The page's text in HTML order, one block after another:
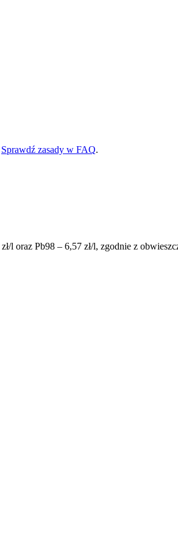
Sprawdź zasady w FAQ.
zł/l oraz Pb98 – 6,57 zł/l, zgodnie z